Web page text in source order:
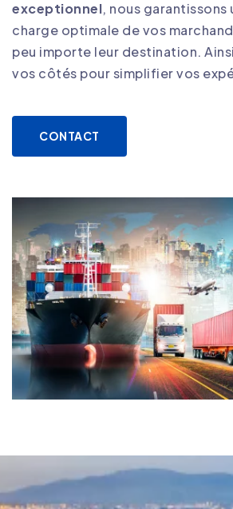
exceptionnel, nous garantissons
charge optimale de vos
peu importe leur destination.
vos côtés pour simplifier vos
CONTACT